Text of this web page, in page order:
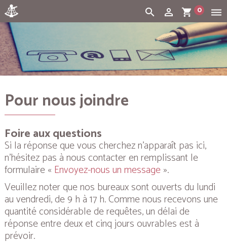
dehaze
shopping_cart 0
person_outline
search
Cart:
Pour nous joindre
Foire aux questions
Si la réponse que vous cherchez n’apparaît pas ici,
n’hésitez pas à nous contacter en remplissant le
formulaire « Envoyez-nous un message».
Veuillez noter que nos bureaux sont ouverts du lundi
au vendredi, de 9 h à 17 h. Comme nous recevons une
quantité considérable de requêtes, un délai de
réponse entre deux et cinq jours ouvrables est à
prévoir.